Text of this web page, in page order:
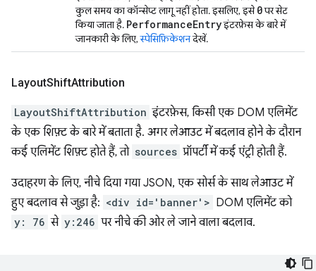
कुल समय का कॉन्सेप्ट लागू नहीं होता. इसलिए, इसे0पर सेट
किया जाता है. PerformanceEntryइंटरफ़ेस के बारे में
जानकारी के लिए,स्पेसिफ़िकेशनदेखें.
LayoutShiftAttribution
LayoutShiftAttribution इंटरफ़ेस, किसी एक DOM एलिमेंट
के एक शिफ़्ट के बारे में बताता है. अगर लेआउट में बदलाव होने के दौरान
कई एलिमेंट शिफ़्ट होते हैं, तो sources प्रॉपर्टी में कई एंट्री होती हैं.
उदाहरण के लिए, नीचे दिया गया JSON, एक सोर्स के साथ लेआउट में
हुए बदलाव से जुड़ा है: <div id='banner'> DOM एलिमेंट को
y: 76 से y:246 पर नीचे की ओर ले जाने वाला बदलाव.